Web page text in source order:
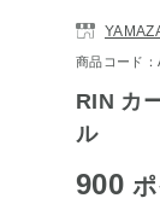
商品コード
RIN カ
ル
900